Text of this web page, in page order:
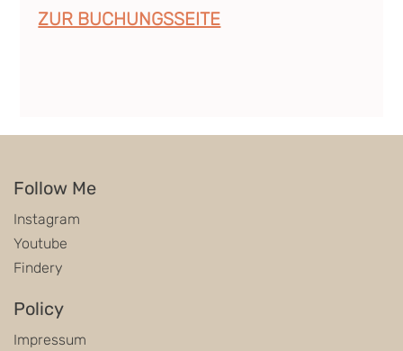
ZUR BUCHUNGSSEITE
Follow Me
Instagram
Youtube
Findery
Policy
Impressum